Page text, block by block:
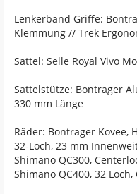
Lenkerband Griffe:
Klemmung // Trek
Sattel: Selle Royal Vivo
Sattelstütze: Bontrager
330 mm Länge
Räder: Bontrager Kovee,
32-Loch, 23 mm
Shimano QC300,
Shimano QC400, 32